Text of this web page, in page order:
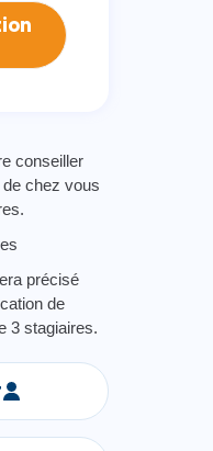
conseiller
chez vous
précisé
de
3 stagiaires.